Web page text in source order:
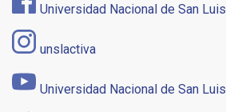
Universidad Nacional de San Luis
unslactiva
Universidad Nacional de San Luis